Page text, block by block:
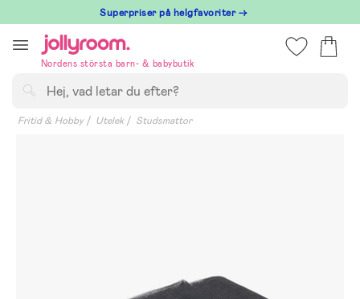
till
innehållet
Superpriser på helgfavoriter →
Nordens största barn- & babybutik
Fritid & Hobby Utelek Studsmattor